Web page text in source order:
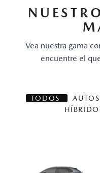
Vea nuestra gama
encuentre el
TODOS AUTOS